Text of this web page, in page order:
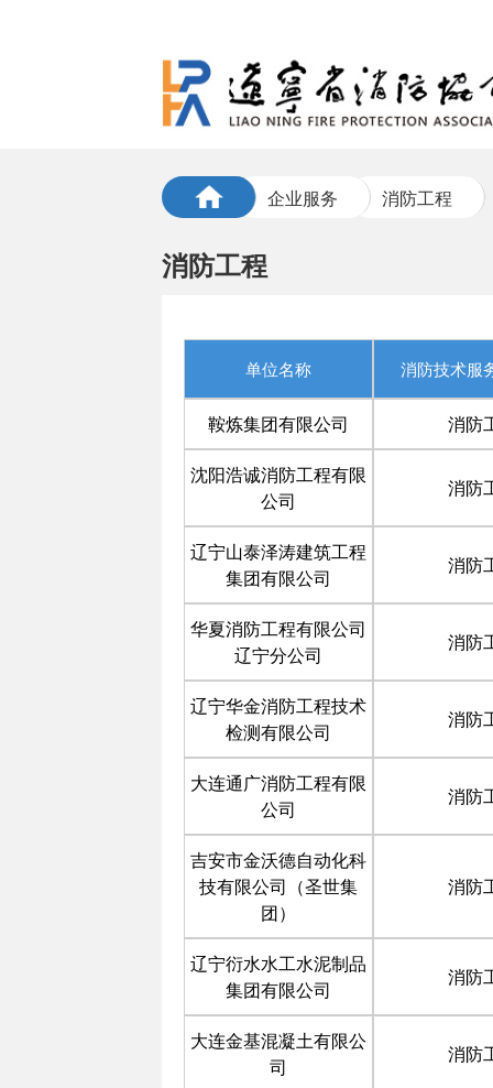
企业服务 消防工程
消防工程
单位名称 消防技术服
鞍炼集团有限公司
消防
沈阳浩诚消防工程有限
公司
消防
辽宁山泰泽涛建筑工程
集团有限公司
消防
华夏消防工程有限公司
辽宁分公司
消防
辽宁华金消防工程技术
检测有限公司
消防
大连通广消防工程有限
公司
消防
吉安市金沃德自动化科
技有限公司（圣世集
团）
消防
辽宁衍水水工水泥制品
集团有限公司
消防
大连金基混凝土有限公
司
消防